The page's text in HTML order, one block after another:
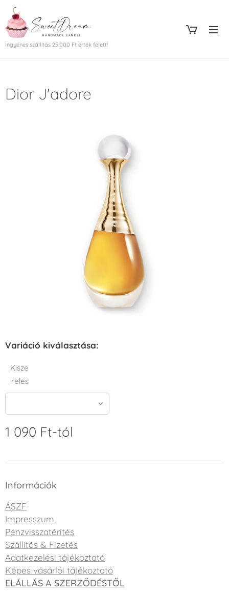
Ingyenes szállítás 25.000 Ft érték felett!
Dior J'adore
Variáció kiválasztása:
Kisze
relés
1 090 Ft-tól
Információk
ÁSZF
Impresszum
Pénzvisszatérítés
Szállítás & Fizetés
Adatkezelési tájékoztató
Képes vásárlói tájékoztató
ELÁLLÁS A SZERZŐDÉSTŐL